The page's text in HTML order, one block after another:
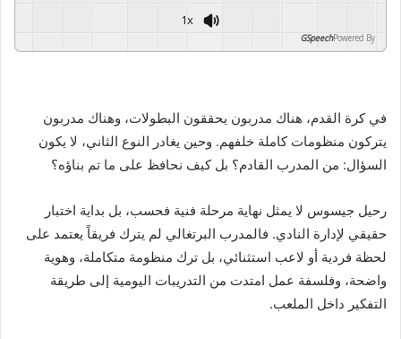
1x
Powered By
GSpeech
في كرة القدم، هناك مدربون يحققون البطولات، وهناك مدربون
يتركون منظومات كاملة خلفهم. وحين يغادر النوع الثاني، لا يكون
السؤال: من المدرب القادم؟ بل كيف نحافظ على ما تم بناؤه؟
رحيل جيسوس لا يمثل نهاية مرحلة فنية فحسب، بل بداية اختبار
حقيقي لإدارة النادي. فالمدرب البرتغالي لم يترك فريقاً يعتمد على
لحظة فردية أو لاعب استثنائي، بل ترك منظومة متكاملة، وهوية
واضحة، وفلسفة عمل امتدت من التدريبات اليومية إلى طريقة
التفكير داخل الملعب.